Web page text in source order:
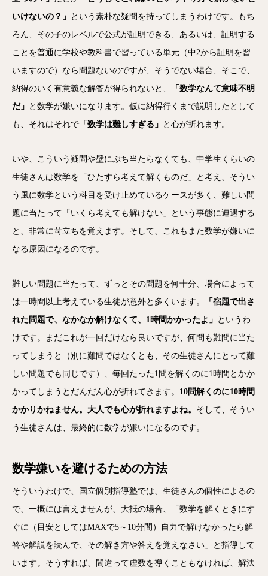
いけないの？」 という素朴な疑問を持っ てしまうわけです。もち
ろん、その子のレベルで公式が証明できる、 あるいは、 証明する
ことを普通に学校や教科書で習っている単元（中2から証明を習
いますので）なら問題ないのですが、そうでない場合、そこで、
納得のいく有意義な解答が得られないと、
「 数学なんて意味不明
だ」 と数学が嫌いになります。 仮に納得行くまで説明したとして
も、それはそれで 「 数学は難しすぎる」 と心が折れます。
いや、こういう疑問や壁にぶち当たらなくても、 中学生くらいの
生徒さんは数学を「ひたすら考えて解くものだ」
と考え、そうい
う風に数学という科目を受け止めているケースが多く、難しい問
題に当たって「いくら考えても解けない」という事態に遭遇する
と、非常に苛立ちを覚えます。そして、 これもまた数学が嫌いに
なる原因になるのです。
難しい問題に当たって、ずっとその問題を何十分、 場合によって
は一時間以上考えている生徒が意外と多くいます。
「 宿題で出さ
れた問題で、なかなか解けなくて、1時間かかったよ」 というわ
けです。まだこれが一回だけなら良いですが、何問も難問に当た
ってしまうと（別に難問ではなくとも、 その生徒さんにとって難
しい問題でも同じです）、 毎回たった1問を解くのに1時間とかか
かってしまうとだんだん心が折れてきます。 10問解くのに10時間
かかりかねません。大人でも心が折れますよね。 そして、そうい
う生徒さんは、最終的に数学が嫌いになるのです。
数学嫌いを避けるための方法
そういうわけで、国立個別指導塾では、 生徒さんの個性によるの
で、一概には言えませんが、大抵の場合、
「数学を解くときにす
ぐに（目安としてはMAXで5～10分間）
自力で解けなかったら解
答や解説を読んで、 その解き方や答えを覚えなさい」と指導して
います。そうすれば、 間違って虚数を導くこともなければ、 解法